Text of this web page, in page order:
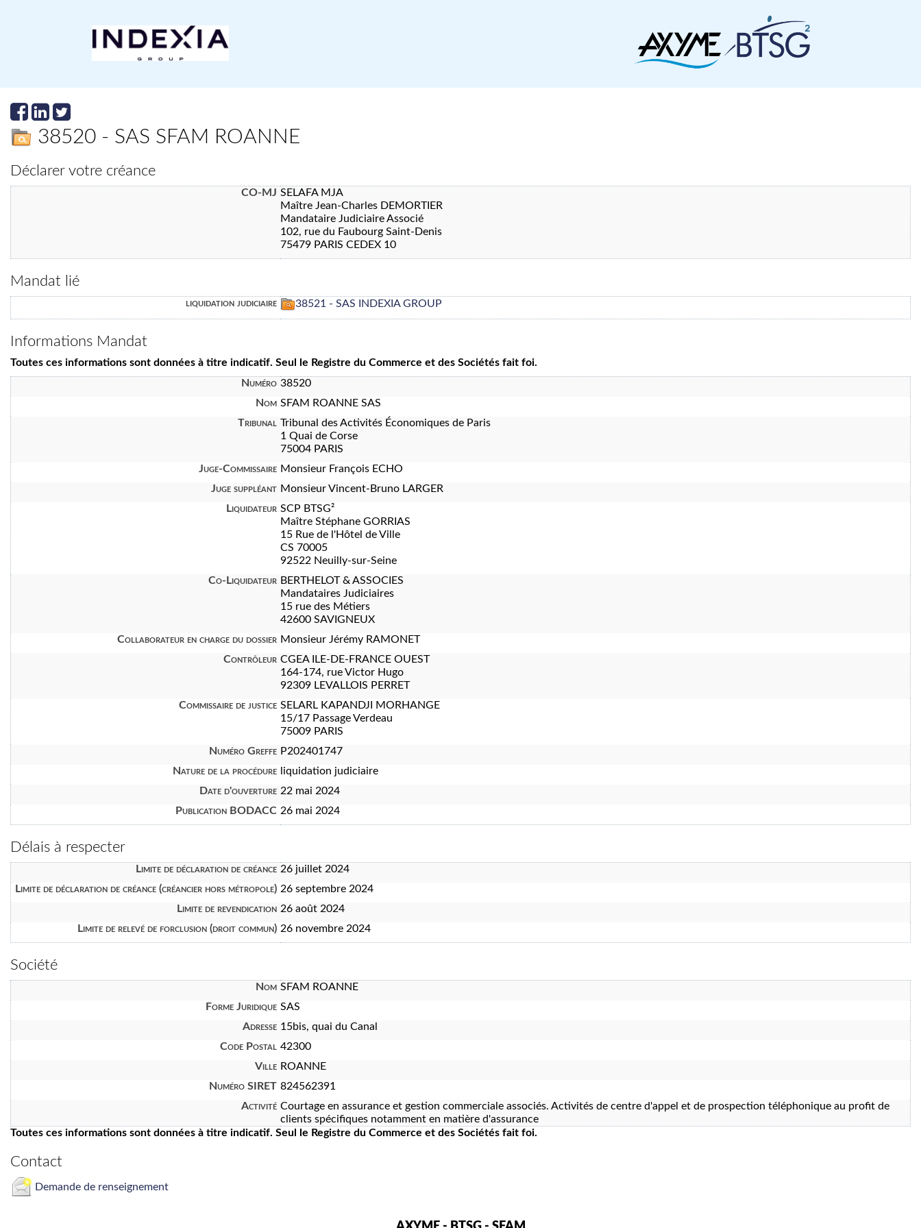
38520 - SAS SFAM ROANNE
Déclarer votre créance
CO-MJ SELAFA MJA
Maître Jean-Charles DEMORTIER
Mandataire Judiciaire Associé
102, rue du Faubourg Saint-Denis
75479 PARIS CEDEX 10
Mandat lié
liquidation judiciaire 38521 - SAS INDEXIA GROUP
Informations Mandat
Toutes ces informations sont données à titre indicatif. Seul le Registre du Commerce et des Sociétés fait foi.
Numéro 38520
Nom SFAM ROANNE SAS
Tribunal Tribunal des Activités Économiques de Paris
1 Quai de Corse
75004 PARIS
Juge-Commissaire Monsieur François ECHO
Juge suppléant Monsieur Vincent-Bruno LARGER
Liquidateur SCP BTSG²
Maître Stéphane GORRIAS
15 Rue de l'Hôtel de Ville
CS 70005
92522 Neuilly-sur-Seine
Co-Liquidateur BERTHELOT & ASSOCIES
Mandataires Judiciaires
15 rue des Métiers
42600 SAVIGNEUX
Collaborateur en charge du dossier Monsieur Jérémy RAMONET
Contrôleur CGEA ILE-DE-FRANCE OUEST
164-174, rue Victor Hugo
92309 LEVALLOIS PERRET
Commissaire de justice SELARL KAPANDJI MORHANGE
15/17 Passage Verdeau
75009 PARIS
Numéro Greffe P202401747
Nature de la procédure
liquidation judiciaire
Date d'ouverture 22 mai 2024
Publication BODACC 26 mai 2024
Délais à respecter
Limite de déclaration de créance 26 juillet 2024
Limite de déclaration de créance (créancier hors métropole) 26 septembre 2024
Limite de revendication 26 août 2024
Limite de relevé de forclusion (droit commun) 26 novembre 2024
Société
Nom SFAM ROANNE
Forme Juridique SAS
Adresse 15bis, quai du Canal
Code Postal 42300
Ville ROANNE
Numéro SIRET 824562391
Activité Courtage en assurance et gestion commerciale associés. Activités de centre d'appel et de prospection téléphonique au profit de
clients spécifiques notamment en matière d'assurance
Toutes ces informations sont données à titre indicatif. Seul le Registre du Commerce et des Sociétés fait foi.
Contact
Demande de renseignement